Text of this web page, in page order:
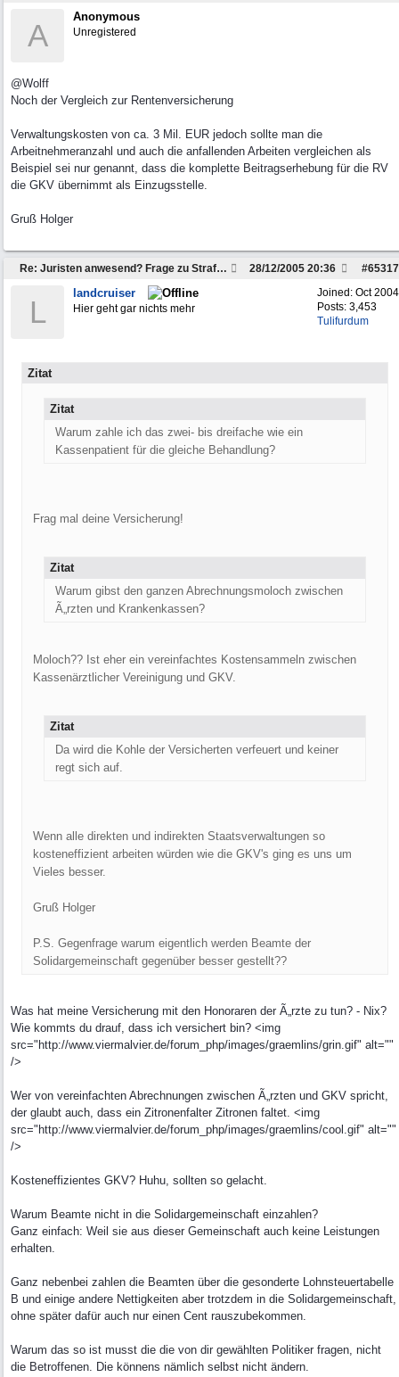
A
Anonymous
Unregistered
@Wolff
Noch der Vergleich zur Rentenversicherung
Verwaltungskosten von ca. 3 Mil. EUR jedoch sollte man die
Arbeitnehmeranzahl und auch die anfallenden Arbeiten vergleichen als
Beispiel sei nur genannt, dass die komplette Beitragserhebung für die RV
die GKV übernimmt als Einzugsstelle.
Gruß Holger
Re: Juristen anwesend? Frage zu Strafzettel #65317
28/12/2005 20:36
Joined: Oct 2004
Posts: 3,453
Tulifurdum
L
landcruiser
Hier geht gar nichts mehr
Zitat
Zitat
Warum zahle ich das zwei- bis dreifache wie ein
Kassenpatient für die gleiche Behandlung?
Frag mal deine Versicherung!
Zitat
Warum gibst den ganzen Abrechnungsmoloch zwischen
Ã„rzten und Krankenkassen?
Moloch?? Ist eher ein vereinfachtes Kostensammeln zwischen
Kassenärztlicher Vereinigung und GKV.
Zitat
Da wird die Kohle der Versicherten verfeuert und keiner
regt sich auf.
Wenn alle direkten und indirekten Staatsverwaltungen so
kosteneffizient arbeiten würden wie die GKV's ging es uns um
Vieles besser.
Gruß Holger
P.S. Gegenfrage warum eigentlich werden Beamte der
Solidargemeinschaft gegenüber besser gestellt??
Was hat meine Versicherung mit den Honoraren der Ã„rzte zu tun? - Nix?
Wie kommts du drauf, dass ich versichert bin? <img
src="http://www.viermalvier.de/forum_php/images/graemlins/grin.gif" alt=""
/>
Wer von vereinfachten Abrechnungen zwischen Ã„rzten und GKV spricht,
der glaubt auch, dass ein Zitronenfalter Zitronen faltet. <img
src="http://www.viermalvier.de/forum_php/images/graemlins/cool.gif" alt=""
/>
Kosteneffizientes GKV? Huhu, sollten so gelacht.
Warum Beamte nicht in die Solidargemeinschaft einzahlen?
Ganz einfach: Weil sie aus dieser Gemeinschaft auch keine Leistungen
erhalten.
Ganz nebenbei zahlen die Beamten über die gesonderte Lohnsteuertabelle
B und einige andere Nettigkeiten aber trotzdem in die Solidargemeinschaft,
ohne später dafür auch nur einen Cent rauszubekommen.
Warum das so ist musst die die von dir gewählten Politiker fragen, nicht
die Betroffenen. Die könnens nämlich selbst nicht ändern.